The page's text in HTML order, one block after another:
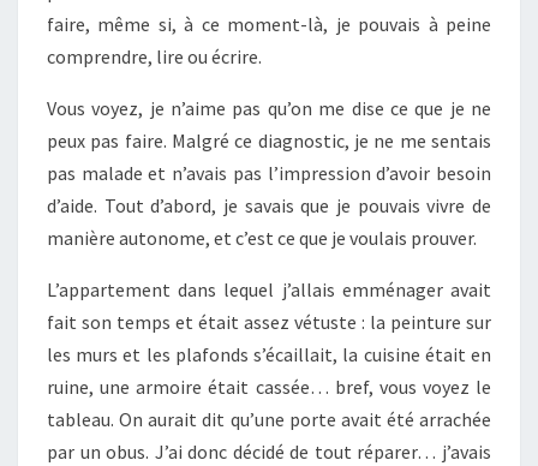
faire, même si, à ce moment-là, je pouvais à peine
comprendre, lire ou écrire.
Vous voyez, je n’aime pas qu’on me dise ce que je ne
peux pas faire. Malgré ce diagnostic, je ne me sentais
pas malade et n’avais pas l’impression d’avoir besoin
d’aide. Tout d’abord, je savais que je pouvais vivre de
manière autonome, et c’est ce que je voulais prouver.
L’appartement dans lequel j’allais emménager avait
fait son temps et était assez vétuste : la peinture sur
les murs et les plafonds s’écaillait, la cuisine était en
ruine, une armoire était cassée… bref, vous voyez le
tableau. On aurait dit qu’une porte avait été arrachée
par un obus. J’ai donc décidé de tout réparer… j’avais